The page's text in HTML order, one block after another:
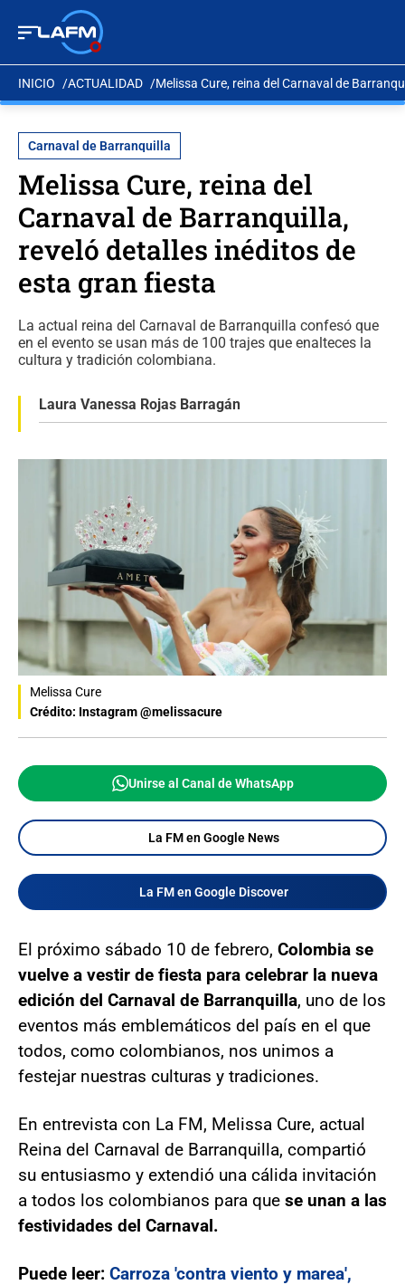
INICIO ACTUALIDAD Melissa Cure, reina del Carnaval de
Carnaval de Barranquilla
Melissa Cure, reina del
Carnaval de Barranquilla,
reveló detalles inéditos de
esta gran fiesta
La actual reina del Carnaval de Barranquilla confesó que
en el evento se usan más de 100 trajes que enalteces la
cultura y tradición colombiana.
Laura Vanessa Rojas Barragán
Melissa Cure
Crédito: Instagram @melissacure
Unirse al Canal de WhatsApp
La FM en Google News
La FM en Google Discover
El próximo sábado 10 de febrero, Colombia se
vuelve a vestir de fiesta para celebrar la nueva
edición del Carnaval de Barranquilla, uno de los
eventos más emblemáticos del país en el que
todos, como colombianos, nos unimos a
festejar nuestras culturas y tradiciones.
En entrevista con La FM, Melissa Cure, actual
Reina del Carnaval de Barranquilla, compartió
su entusiasmo y extendió una cálida invitación
a todos los colombianos para que se unan a las
festividades del Carnaval.
Puede leer: Carroza 'contra viento y marea',